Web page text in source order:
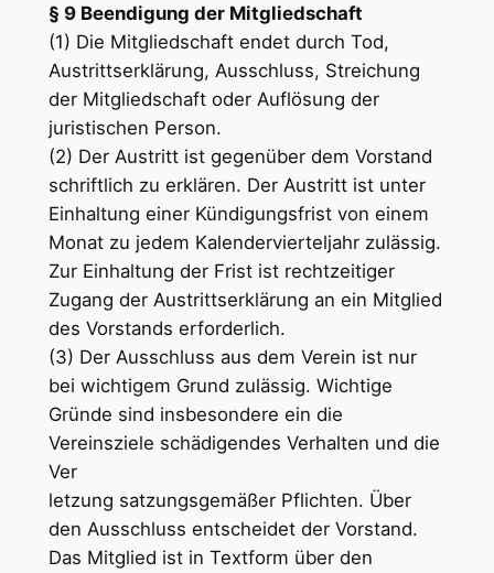
§ 9 Beendigung der Mitgliedschaft
(1) Die Mitgliedschaft endet durch Tod,
Austrittserklärung, Ausschluss, Streichung
der Mitgliedschaft oder Auflösung der
juristischen Person.
(2) Der Austritt ist gegenüber dem Vorstand
schriftlich zu erklären. Der Austritt ist unter
Einhaltung einer Kündigungsfrist von einem
Monat zu jedem Kalendervierteljahr zulässig.
Zur Einhaltung der Frist ist rechtzeitiger
Zugang der Austrittserklärung an ein Mitglied
des Vorstands erforderlich.
(3) Der Ausschluss aus dem Verein ist nur
bei wichtigem Grund zulässig. Wichtige
Gründe sind insbesondere ein die
Vereinsziele schädigendes Verhalten und die
Ver
letzung satzungsgemäßer Pflichten. Über
den Ausschluss entscheidet der Vorstand.
Das Mitglied ist in Textform über den